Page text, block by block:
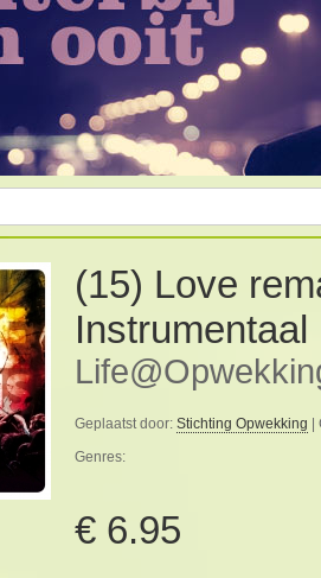
(15) Love
Instrumentaal
Geplaatst door: Stichting Opwekking
Genres:
€ 6.95